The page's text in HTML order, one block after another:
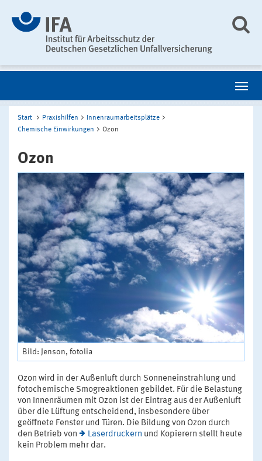
Start Praxishilfen
Innenraumarbeitsplätze
Chemische Einwirkungen
Ozon
Ozon
Bild: Jenson, fotolia
Ozon wird in der Außenluft durch Sonneneinstrahlung und
fotochemische Smogreaktionen gebildet. Für die Belastung
von Innenräumen mit Ozon ist der Eintrag aus der Außenluft
über die Lüftung entscheidend, insbesondere über
geöffnete Fenster und Türen. Die Bildung von Ozon durch
den Betrieb von
Laserdruckern und Kopierern stellt heute
kein Problem mehr dar.